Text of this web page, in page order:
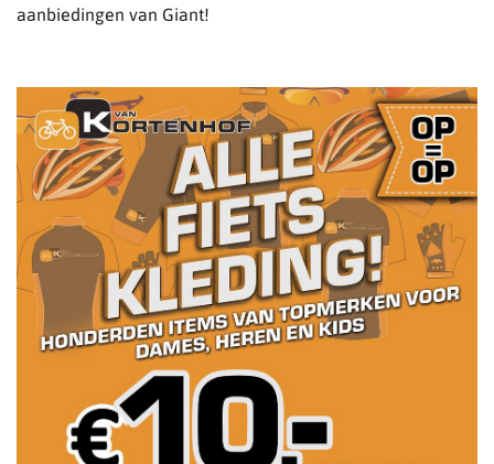
aanbiedingen van Giant!